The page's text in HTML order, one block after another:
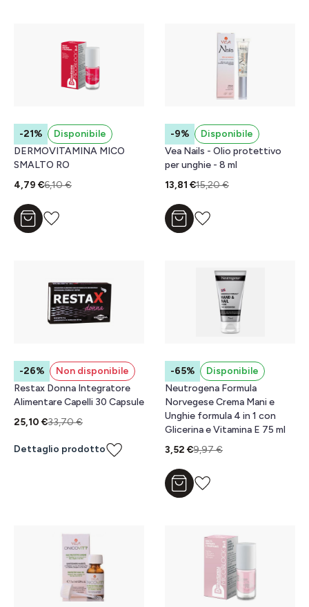
-21%
Disponibile
DERMOVITAMINA MICO
SMALTO RO
4,79 €6,10 €
Aggiungi al carrello
-9%
Disponibile
Vea Nails - Olio protettivo
per unghie - 8 ml
13,81 €15,20 €
Aggiungi al carrello
-26%
Non disponibile
Restax Donna Integratore
Alimentare Capelli 30 Capsule
25,10 €33,70 €
Dettaglio prodotto
-65%
Disponibile
Neutrogena Formula
Norvegese Crema Mani e
Unghie formula 4 in 1 con
Glicerina e Vitamina E 75 ml
3,52 €9,97 €
Aggiungi al carrello